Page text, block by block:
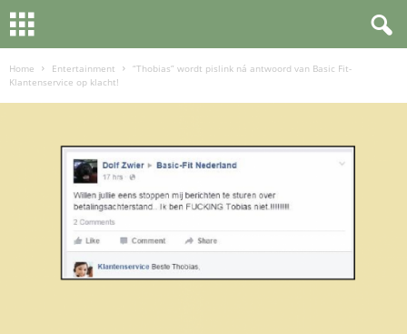
Home Entertainment
“Thobias” wordt pislink ná antwoord van Basic Fit-
Klantenservice op klacht!